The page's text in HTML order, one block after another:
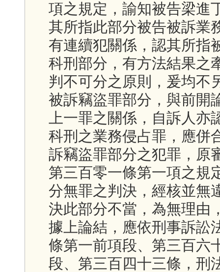
項之規定，諭知被告梁進
其所指此部分被告被訴業
有連續犯關係，認其所指
科刑部分，有方法結果之
判不可分之原則，爰均不
被訴竊盜罪部分，與前開
上一罪之關係，自訴人
科刑之業務侵占罪，應併
訴竊盜罪部分之犯罪，原
第三百零一條第一項之規
分無罪之判決，經核並無
決此部分不當，為無理由
據上論結，應依刑事訴訟
條第一前項段、第三百六
段、第三百四十三條，刑